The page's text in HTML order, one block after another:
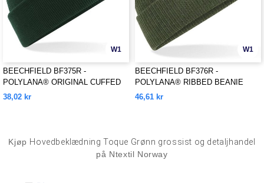
W1
BEECHFIELD BF375R -
POLYLANA® ORIGINAL CUFFED
BEANIE
38,02 kr
W1
BEECHFIELD BF376R -
POLYLANA® RIBBED BEANIE
46,61 kr
Kjøp Hovedbeklædning Toque Grønn grossist og detaljhandel
på Ntextil Norway